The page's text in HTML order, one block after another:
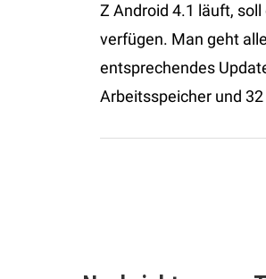
Z Android 4.1 läuft,
verfügen. Man geht
entsprechendes
Arbeitsspeicher und